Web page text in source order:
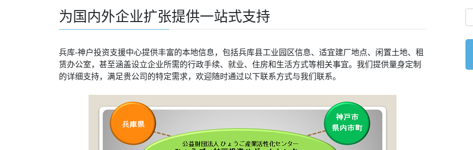
为国内外企业扩张提供一站式支持
兵库-神户投资支援中心提供丰富的本地信息，包括兵库县工业园区信息、适宜建厂地点、闲置土地、租
赁办公室，甚至涵盖设立企业所需的行政手续、就业、住房和生活方式等相关事宜。我们提供量身定制
的详细支持，满足贵公司的特定需求，欢迎随时通过以下联系方式与我们联系。